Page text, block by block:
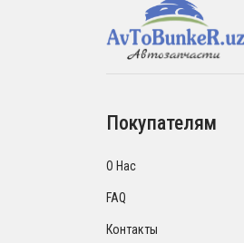
Покупателям
О Нас
FAQ
Контакты